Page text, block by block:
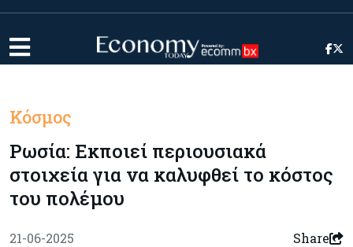
Κόσμος
Ρωσία: Εκποιεί περιουσιακά
στοιχεία για να καλυφθεί το κόστος
του πολέμου
21-06-2025 Share